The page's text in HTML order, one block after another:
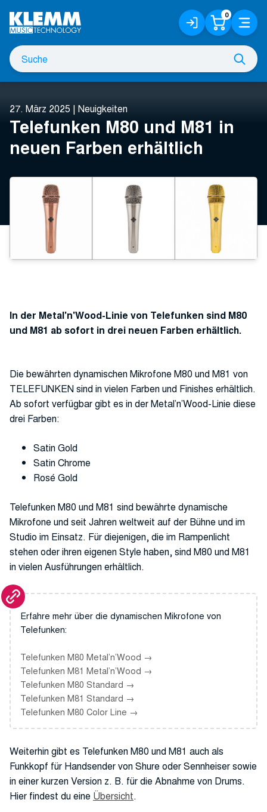
Hauptinhalt
Suche
nach
Anmelden
/
Registrieren
0 Menü
27. März 2025 | Neuigkeiten
Telefunken M80 und M81 in
neuen Farben erhältlich
In der Metal'n'Wood-Linie von Telefunken sind M80
und M81 ab sofort in drei neuen Farben erhältlich.
Die bewährten dynamischen Mikrofone M80 und M81 von
TELEFUNKEN sind in vielen Farben und Finishes erhältlich.
Ab sofort verfügbar gibt es in der Metal’n’Wood-Linie diese
drei Farben:
Satin Gold
Satin Chrome
Rosé Gold
Telefunken M80 und M81 sind bewährte dynamische
Mikrofone und seit Jahren weltweit auf der Bühne und im
Studio im Einsatz. Für diejenigen, die im Rampenlicht
stehen oder ihren eigenen Style haben, sind M80 und M81
in vielen Ausführungen erhältlich.
Erfahre mehr über die dynamischen Mikrofone von
Telefunken:
Telefunken M80 Metal’n’Wood
Telefunken M81 Metal’n’Wood
Telefunken M80 Standard
Telefunken M81 Standard
Telefunken M80 Color Line
Weiterhin gibt es Telefunken M80 und M81 auch als
Funkkopf für Handsender von Shure oder Sennheiser sowie
in einer kurzen Version z. B. für die Abnahme von Drums.
Hier findest du eine Übersicht.